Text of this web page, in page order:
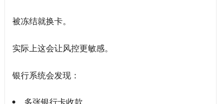
被冻结就换卡。
实际上这会让风控更敏感。
银行系统会发现：
多张银行卡收款